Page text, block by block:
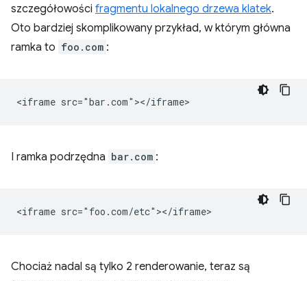
szczegółowości fragmentu lokalnego drzewa klatek.
Oto bardziej skomplikowany przykład, w którym główna
ramka to foo.com :
I ramka podrzędna bar.com :
Chociaż nadal są tylko 2 renderowanie, teraz są